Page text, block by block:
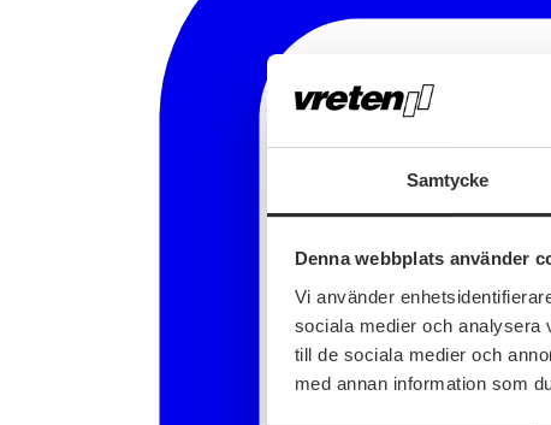
Samtycke
Denna webbplats använder
Vi använder
sociala medier och analysera
till de sociala medier och
med annan information som